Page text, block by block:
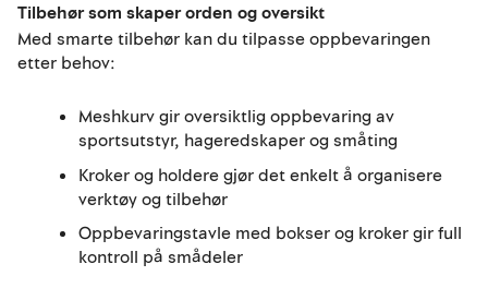
Tilbehør som skaper orden og oversikt
Med smarte tilbehør kan du tilpasse oppbevaringen
etter behov:
Meshkurv gir oversiktlig oppbevaring av
sportsutstyr, hageredskaper og småting
Kroker og holdere gjør det enkelt å organisere
verktøy og tilbehør
Oppbevaringstavle med bokser og kroker gir full
kontroll på smådeler